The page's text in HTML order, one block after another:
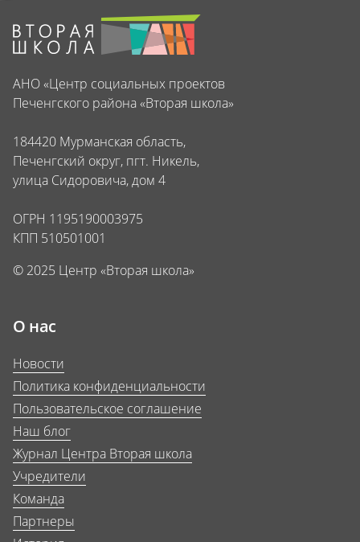
АНО «Центр социальных проектов
Печенгского района «Вторая школа»
184420 Мурманская область,
Печенгский округ, пгт. Никель,
улица Сидоровича, дом 4
ОГРН 1195190003975
КПП 510501001
© 2025 Центр «Вторая школа»
О нас
Новости
Политика конфиденциальности
Пользовательское соглашение
Наш блог
Журнал Центра Вторая школа
Учредители
Команда
Партнеры